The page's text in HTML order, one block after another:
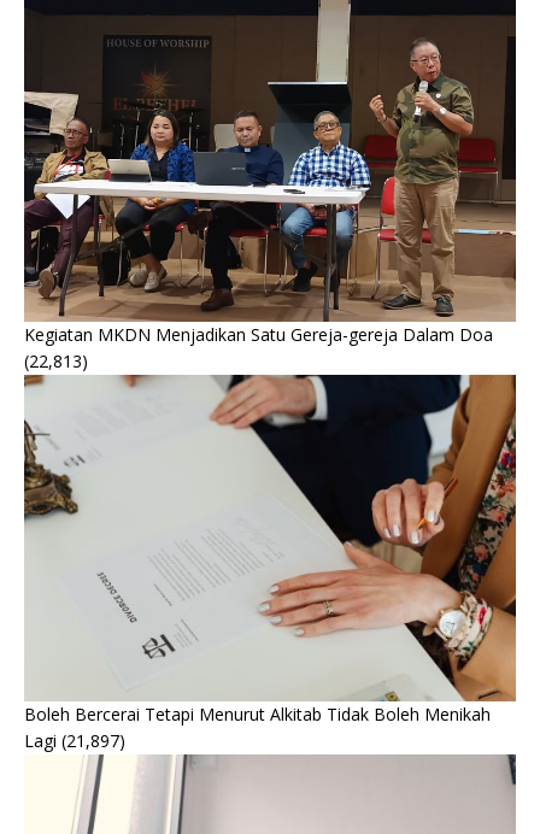
Kegiatan MKDN Menjadikan Satu Gereja-gereja Dalam Doa
(22,813)
Boleh Bercerai Tetapi Menurut Alkitab Tidak Boleh Menikah
Lagi (21,897)